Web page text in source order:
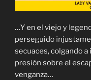
…Y en el viejo y
perseguido
secuaces, colgando
presión sobre el
venganza…